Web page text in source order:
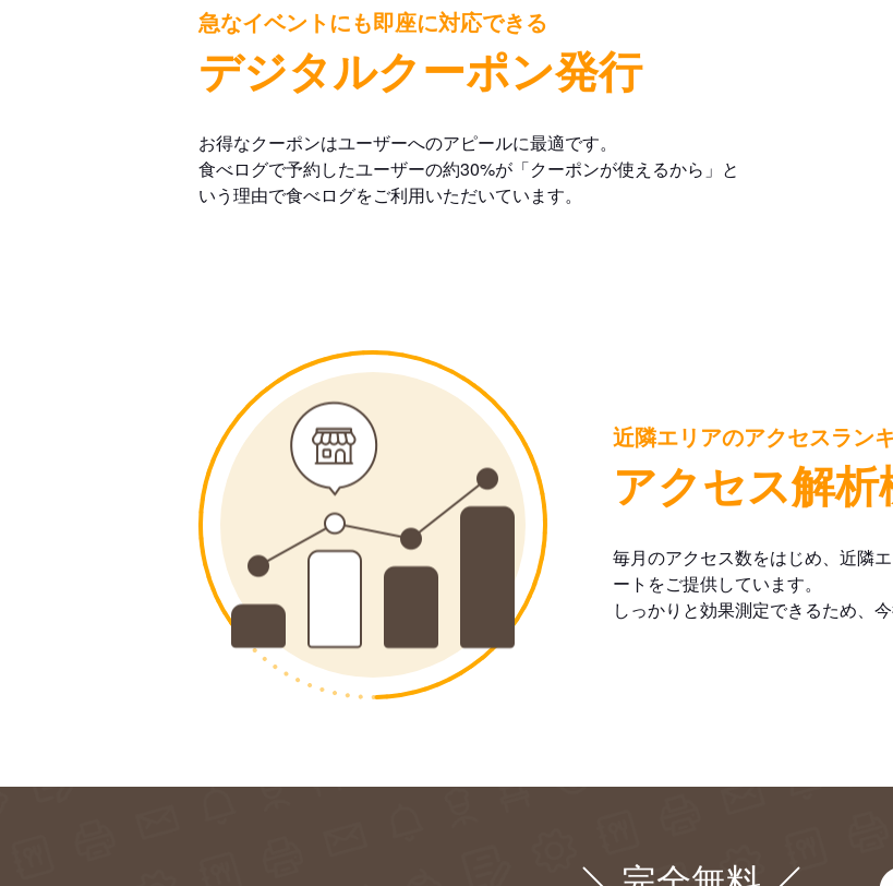
急なイベントにも即座に対応できる
デジタルクーポン発行
お得なクーポンはユーザーへのアピールに最適です。
食べログで予約したユーザーの約30%が「クーポンが使えるから」と
いう理由で食べログをご利用いただいています。
近隣エリアのアクセスラン
アクセス解析
毎月のアクセス数をはじめ、近隣
ートをご提供しています。
しっかりと効果測定できるため、